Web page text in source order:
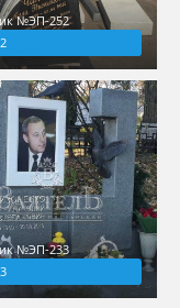
№ЭП-252
№ЭП-233